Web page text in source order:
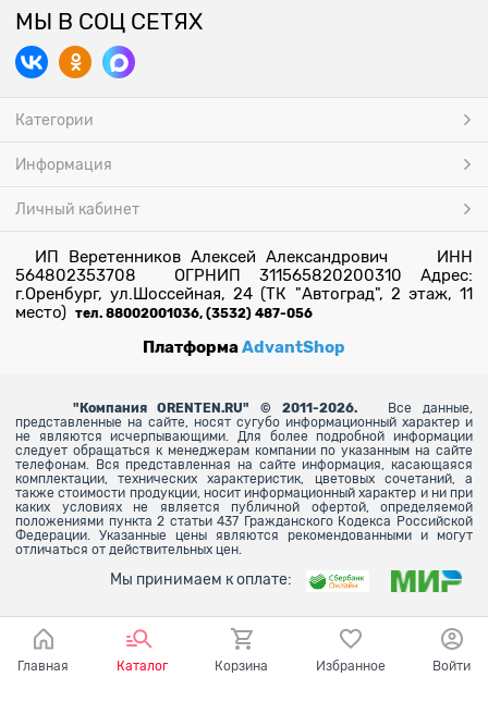
МЫ В СОЦ СЕТЯХ
Категории
Информация
Личный кабинет
ИП Веретенников Алексей Александрович ИНН
564802353708 ОГРНИП 311565820200310 Адрес:
г.Оренбург, ул.Шоссейная, 24 (ТК "Автоград", 2 этаж, 11
место) тел. 88002001036, (3532) 487-056
ПлатформаAdvantShop
" Компания ORENTEN.RU" © 2011-2026.
Все данные,
представленные на сайте, носят сугубо информационный характер и
не являются исчерпывающими. Для более подробной информации
следует обращаться к менеджерам компании по указанным на сайте
телефонам. Вся представленная на сайте информация, касающаяся
комплектации, технических характеристик, цветовых сочетаний, а
также стоимости продукции, носит информационный характер и ни при
каких условиях не является публичной офертой, определяемой
положениями пункта 2 статьи 437 Гражданского Кодекса Российской
Федерации. Указанные цены являются рекомендованными и могут
отличаться от действительных цен.
Мы принимаем к оплате:
Главная Каталог Корзина Избранное Войти